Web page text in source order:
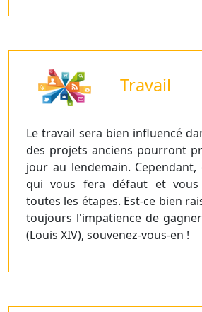
Travail
Le travail sera bien influencé
des projets anciens pourront
jour au lendemain.
qui vous fera défaut et
toutes les étapes. Est-ce bien
toujours l'impatience de
(Louis XIV), souvenez-vous-en !